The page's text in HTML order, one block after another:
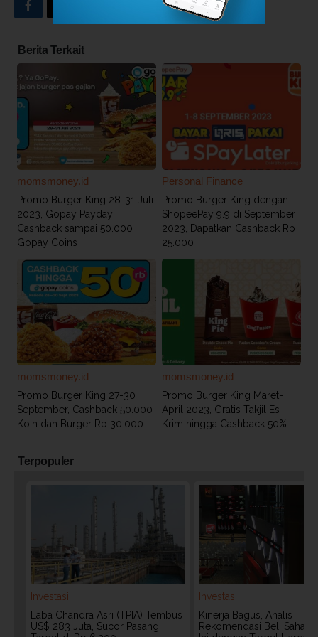
INDEKS BERITA
Berita Terkait
momsmoney.id
Promo Burger King 28-31 Juli
2023, Gopay Payday
Cashback sampai 50.000
Gopay Coins
Personal Finance
Promo Burger King dengan
ShopeePay 9.9 di September
2023, Dapatkan Cashback Rp
25.000
momsmoney.id
Promo Burger King 27-30
September, Cashback 50.000
Koin dan Burger Rp 30.000
momsmoney.id
Promo Burger King Maret-
April 2023, Gratis Takjil Es
Krim hingga Cashback 50%
Terpopuler
Investasi
Laba Chandra Asri (TPIA) Tembus
US$ 283 Juta, Sucor Pasang
Investasi
Kinerja Bagus, Analis
Rekomendasi Beli Saham